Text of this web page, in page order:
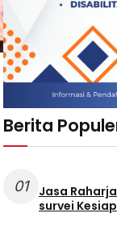
Berita
01
Jasa
survei